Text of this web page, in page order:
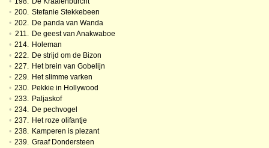
• 200. Stefanie Stekkebeen
• 202. De panda van Wanda
• 211. De geest van Anakwaboe
• 214. Holeman
• 222. De strijd om de Bizon
• 227. Het brein van Gobelijn
• 229. Het slimme varken
• 230. Pekkie in Hollywood
• 233. Paljaskof
• 234. De pechvogel
• 237. Het roze olifantje
• 238. Kamperen is plezant
• 239. Graaf Dondersteen